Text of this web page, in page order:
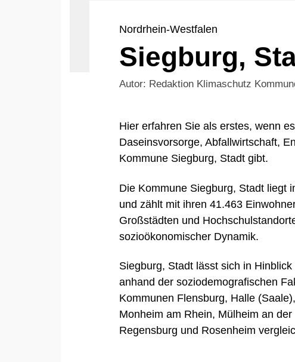
Nordrhein-Westfalen
Siegburg,
Autor: Redaktion Klimaschutz
Hier erfahren Sie als erstes, wenn
Daseinsvorsorge, Abfallwirtschaft,
Kommune Siegburg, Stadt gibt.
Die Kommune Siegburg, Stadt liegt
und zählt mit ihren 41.463
Großstädten und
sozioökonomischer Dynamik.
Siegburg, Stadt lässt sich in
anhand der soziodemografischen
Kommunen Flensburg, Halle (Saale),
Monheim am Rhein, Mülheim an der
Regensburg und Rosenheim